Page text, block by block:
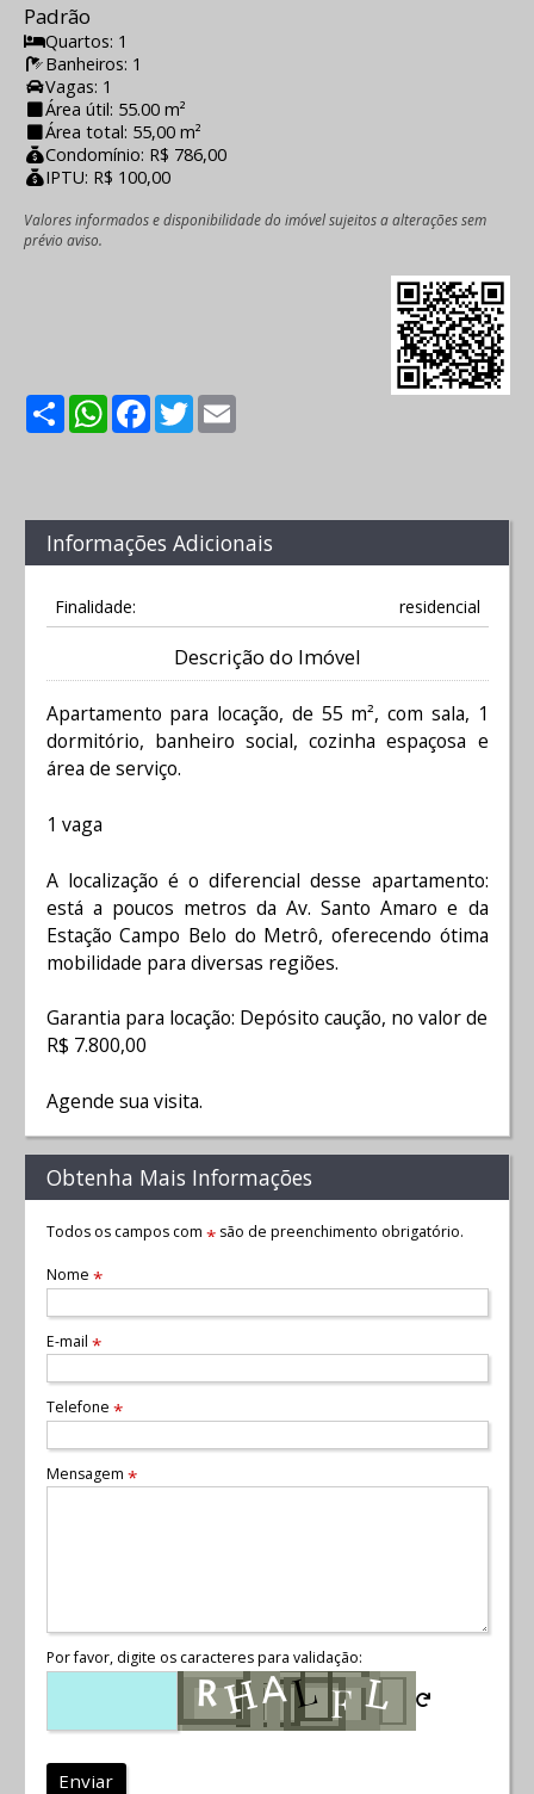
Padrão
Quartos: 1
Banheiros: 1
Vagas: 1
Área útil: 55.00 m²
Área total: 55,00 m²
Condomínio: R$ 786,00
IPTU: R$ 100,00
Valores informados e disponibilidade do imóvel sujeitos a alterações sem
prévio aviso.
ShareWhatsApp
Facebook
Twitter
Informações Adicionais
Finalidade: residencial
Descrição do Imóvel
Apartamento para locação, de 55 m², com sala, 1
dormitório, banheiro social, cozinha espaçosa e
área de serviço.
1 vaga
A localização é o diferencial desse apartamento:
está a poucos metros da Av. Santo Amaro e da
Estação Campo Belo do Metrô, oferecendo ótima
mobilidade para diversas regiões.
Garantia para locação: Depósito caução, no valor de
R$ 7.800,00
Agende sua visita.
Obtenha Mais Informações
Todos os campos com *são de preenchimento obrigatório.
Nome *
E-mail *
Telefone *
Mensagem *
Por favor, digite os caracteres para validação:
Enviar